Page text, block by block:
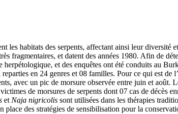
les habitats des serpents, affectant ainsi leur
fragmentaires, et datent des années 1980. Afin de
et des enquêtes ont été conduits au
en 24 genres et 08 familles. Pour ce qui est
avec un pic de morsure observée entre juin et août.
de morsures de serpents dont 07 cas de décès
et Naja nigricolis sont utilisées dans les thérapies
des stratégies de sensibilisation pour la